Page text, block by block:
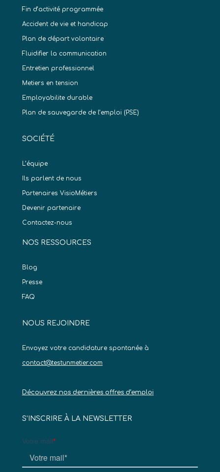
Fin d’activité programmée
Accident de vie et handicap
Plan de départ volontaire
Fluidifier la communication
Entretien professionnel
Metiers en tension
Employabilite durable
Plan de sauvegarde de l’emploi (PSE)
SOCIÉTÉ
L’équipe
Ils parlent de nous
Partenaires VisioMétiers
Devenir partenaire
Contactez-nous
NOS RESSOURCES
Blog
Presse
FAQ
NOUS REJOINDRE
Envoyez votre candidature spontanée à
contact@testunmetier.com
Découvrez nos dernières offres d’emploi
S’INSCRIRE À LA NEWSLETTER